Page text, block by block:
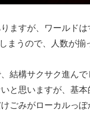
ますが、ワールド
まうので、人数が
結構サクサク進ん
と思いますが、基
ごみがローカルっ